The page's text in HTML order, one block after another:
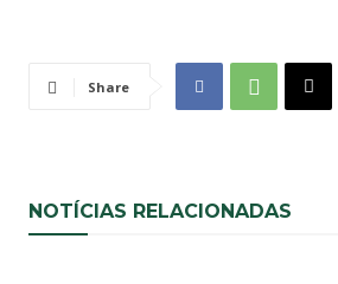
Share
NOTÍCIAS RELACIONADAS